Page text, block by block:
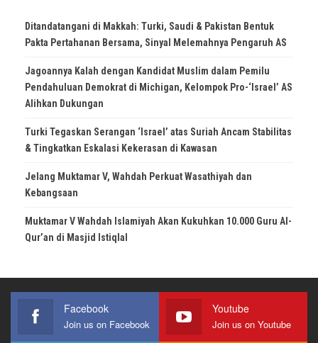
Ditandatangani di Makkah: Turki, Saudi & Pakistan Bentuk
Pakta Pertahanan Bersama, Sinyal Melemahnya Pengaruh AS
Jagoannya Kalah dengan Kandidat Muslim dalam Pemilu
Pendahuluan Demokrat di Michigan, Kelompok Pro-‘Israel’ AS
Alihkan Dukungan
Turki Tegaskan Serangan ‘Israel’ atas Suriah Ancam Stabilitas
& Tingkatkan Eskalasi Kekerasan di Kawasan
Jelang Muktamar V, Wahdah Perkuat Wasathiyah dan
Kebangsaan
Muktamar V Wahdah Islamiyah Akan Kukuhkan 10.000 Guru Al-
Qur’an di Masjid Istiqlal
Facebook
Join us on Facebook
Youtube
Join us on Youtube